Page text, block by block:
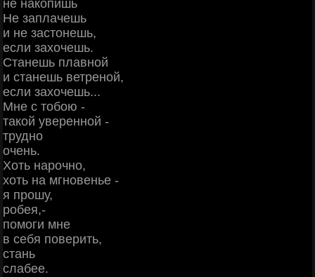
не накопишь
Не заплачешь
и не застонешь,
если захочешь.
Станешь плавной
и станешь ветреной,
если захочешь...
Мне с тобою -
такой уверенной -
трудно
очень.
Хоть нарочно,
хоть на мгновенье -
я прошу,
робея,-
помоги мне
в себя поверить,
стань
слабее.